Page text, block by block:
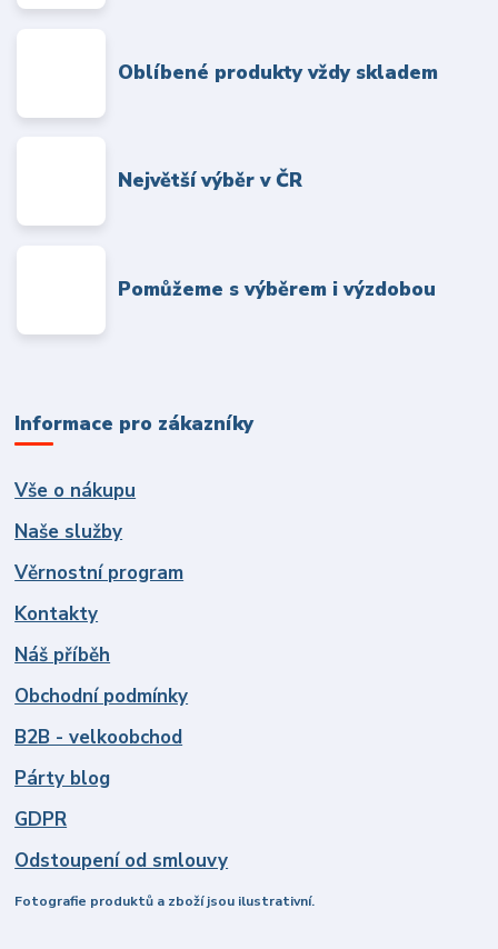
Oblíbené produkty vždy skladem
Největší výběr v ČR
Pomůžeme s výběrem i výzdobou
Informace pro zákazníky
Vše o nákupu
Naše služby
Věrnostní program
Kontakty
Náš příběh
Obchodní podmínky
B2B - velkoobchod
Párty blog
GDPR
Odstoupení od smlouvy
Fotografie produktů a zboží jsou ilustrativní.